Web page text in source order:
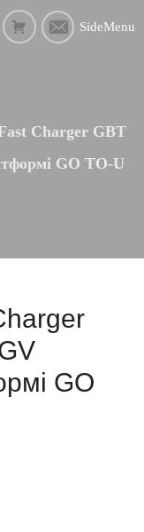
SideMenu
Charger GBT
GO TO-U
GO